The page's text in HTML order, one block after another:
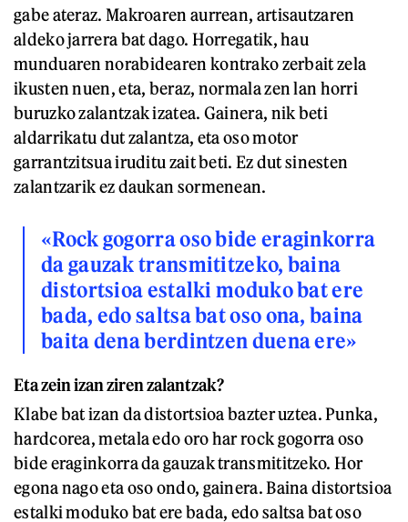
gabe ateraz. Makroaren aurrean, artisautzaren
aldeko jarrera bat dago. Horregatik, hau
munduaren norabidearen kontrako zerbait zela
ikusten nuen, eta, beraz, normala zen lan horri
buruzko zalantzak izatea. Gainera, nik beti
aldarrikatu dut zalantza, eta oso motor
garrantzitsua iruditu zait beti. Ez dut sinesten
zalantzarik ez daukan sormenean.
«Rock gogorra oso bide eraginkorra
da gauzak transmititzeko, baina
distortsioa estalki moduko bat ere
bada, edo saltsa bat oso ona, baina
baita dena berdintzen duena ere»
Eta zein izan ziren zalantzak?
Klabe bat izan da distortsioa bazter uztea. Punka,
hardcorea, metala edo oro har rock gogorra oso
bide eraginkorra da gauzak transmititzeko. Hor
egona nago eta oso ondo, gainera. Baina distortsioa
estalki moduko bat ere bada, edo saltsa bat oso